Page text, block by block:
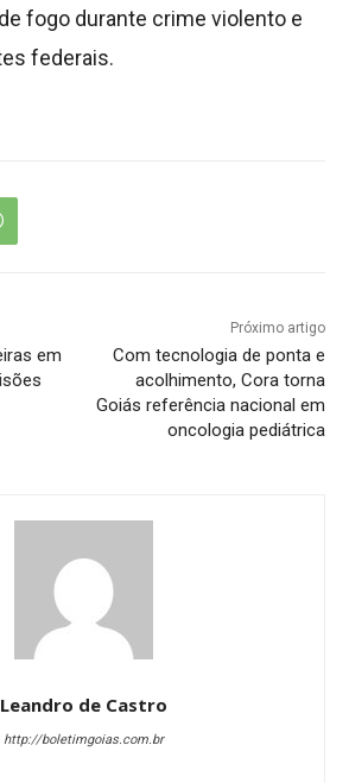
fogo durante crime violento e
federais.
em
Próximo artigo
Com tecnologia de ponta e
acolhimento, Cora torna
Goiás referência nacional em
oncologia pediátrica
Leandro de Castro
http://boletimgoias.com.br